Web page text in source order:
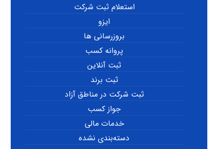
استعلام ثبت شرکت
ایزو
بروزرسانی ها
پروانه کسب
ثبت آنلاین
ثبت برند
ثبت شرکت در مناطق آزاد
جواز کسب
خدمات مالی
دسته‌بندی نشده